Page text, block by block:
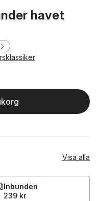
havet
Visa alla
Inbunden
239 kr